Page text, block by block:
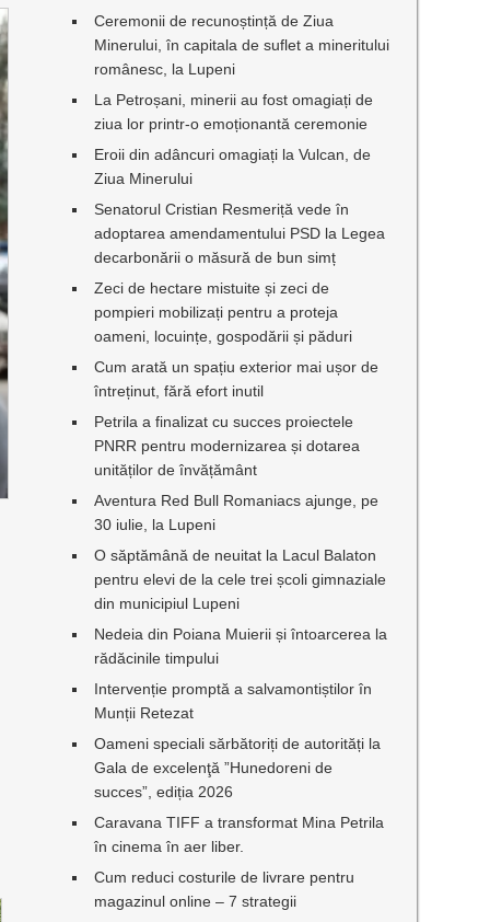
Ceremonii de recunoștință de Ziua
Minerului, în capitala de suflet a mineritului
românesc, la Lupeni
La Petroșani, minerii au fost omagiați de
ziua lor printr-o emoționantă ceremonie
Eroii din adâncuri omagiați la Vulcan, de
Ziua Minerului
Senatorul Cristian Resmeriță vede în
adoptarea amendamentului PSD la Legea
decarbonării o măsură de bun simț
Zeci de hectare mistuite și zeci de
pompieri mobilizați pentru a proteja
oameni, locuințe, gospodării și păduri
Cum arată un spațiu exterior mai ușor de
întreținut, fără efort inutil
Petrila a finalizat cu succes proiectele
PNRR pentru modernizarea și dotarea
unităților de învățământ
Aventura Red Bull Romaniacs ajunge, pe
30 iulie, la Lupeni
O săptămână de neuitat la Lacul Balaton
pentru elevi de la cele trei școli gimnaziale
din municipiul Lupeni
Nedeia din Poiana Muierii și întoarcerea la
rădăcinile timpului
Intervenție promptă a salvamontiștilor în
Munții Retezat
Oameni speciali sărbătoriți de autorități la
Gala de excelenţă ”Hunedoreni de
succes”, ediția 2026
Caravana TIFF a transformat Mina Petrila
în cinema în aer liber.
Cum reduci costurile de livrare pentru
magazinul online – 7 strategii